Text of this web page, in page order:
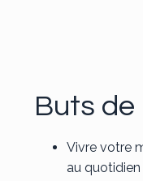
Buts de
Vivre votre
au quotidien